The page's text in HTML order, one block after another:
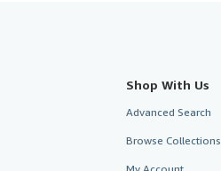
Shop With Us
Advanced Search
Browse Collections